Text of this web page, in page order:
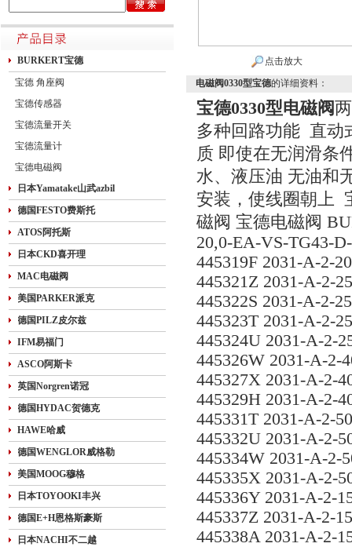
假3十七假4十八假5十九假6二十假7
月1日~8日放假调休，共8天。9月27
日（星期日）、10月10日（星期六）
上班。在此期间如有进口产品需要采
购的客户，为避免您的货期受到影
响，请提前安排订货事宜。高速规定
如下1.高速免费规定时间：2020年10
BURKERT宝德
宝德 角座阀
宝德传感器
宝德流量开关
宝德流量计
宝德电磁阀
日本Yamatake山武azbil
德国FESTO费斯托
ATOS阿托斯
日本CKD喜开理
MAC电磁阀
美国PARKER派克
德国PILZ皮尔兹
IFM易福门
ASCO阿斯卡
英国Norgren诺冠
德国HYDAC贺德克
HAWE哈威
德国WENGLOR威格勒
美国MOOG穆格
日本TOYOOKI丰兴
德国E+H恩格斯豪斯
日本NACHI不二越
点击放大
电磁阀0330型宝德的详细资料：
宝德0330型电磁阀
多种回路功能 直动
质 即使在无润滑条
水、液压油 无油和
安装，使线圈朝上
磁阀 宝德电磁阀
20,0-EA-VS-TG43-
445319F 2031-A-2-
445321Z 2031-A-2-
445322S 2031-A-2-
445323T 2031-A-2-
445324U 2031-A-2-
445326W 2031-A-2-
445327X 2031-A-2-
445329H 2031-A-2-
445331T 2031-A-2-
445332U 2031-A-2-
445334W 2031-A-2-
445335X 2031-A-2-
445336Y 2031-A-2-
445337Z 2031-A-2-
445338A 2031-A-2-